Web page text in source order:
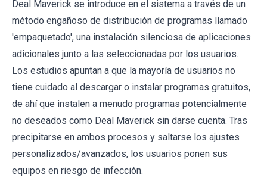
Deal Maverick se introduce en el sistema a través de un
método engañoso de distribución de programas llamado
'empaquetado', una instalación silenciosa de aplicaciones
adicionales junto a las seleccionadas por los usuarios.
Los estudios apuntan a que la mayoría de usuarios no
tiene cuidado al descargar o instalar programas gratuitos,
de ahí que instalen a menudo programas potencialmente
no deseados como Deal Maverick sin darse cuenta. Tras
precipitarse en ambos procesos y saltarse los ajustes
personalizados/avanzados, los usuarios ponen sus
equipos en riesgo de infección.